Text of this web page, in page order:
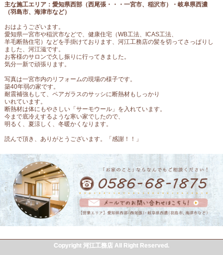
主な施工エリア：愛知県西部（西尾張・・・一宮市、稲沢市）・岐阜県西濃
（羽島市、海津市など）
おはようございます。
愛知県一宮市や稲沢市などで、健康住宅（WB工法、ICAS工法、
羊毛断熱住宅）などを手掛けております、河江工務店の髪を切ってさっぱりし
ました、河江滋です。
お客様のサロンで久し振りに行ってきました。
気分一新で頑張ります。
写真は一宮市内のリフォームの現場の様子です。
築40年弱の家です。
耐震補強もして、ペアガラスのサッシに断熱材もしっかり
いれています。
断熱材は体にもやさしい「サーモウール」を入れています。
今まで底冷えするような寒い家でしたので、
明るく、夏涼しく、冬暖かくなります。
読んで頂き、ありがとうございます。「感謝！！」
Copyright 河江工務店 All Right Reserved.